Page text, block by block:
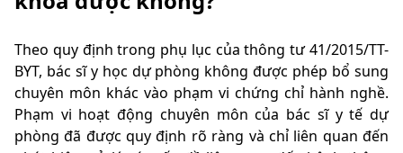
Theo quy định trong phụ lục của thông tư 41/2015/TT-
BYT, bác sĩ y học dự phòng không được phép bổ sung
chuyên môn khác vào phạm vi chứng chỉ hành nghề.
Phạm vi hoạt động chuyên môn của bác sĩ y tế dự
phòng đã được quy định rõ ràng và chỉ liên quan đến